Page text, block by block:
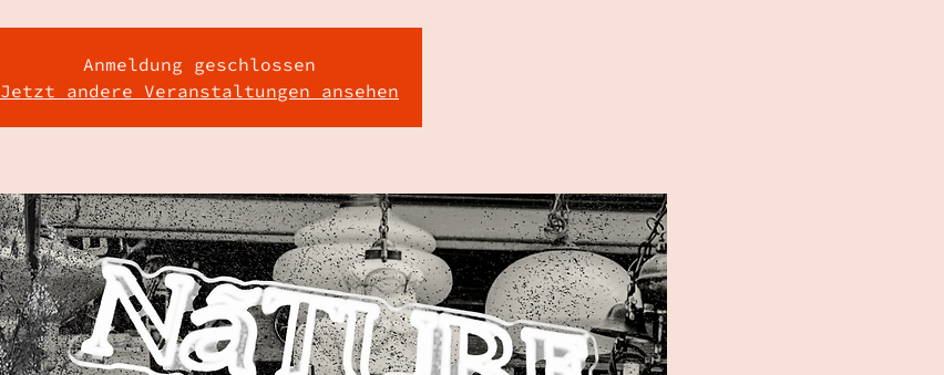
Anmeldung geschlossen
Jetzt andere Veranstaltungen ansehen